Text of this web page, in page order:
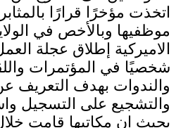
اتخذت مؤخرًا قرارًا
موظفيها وبالأخص في
الاميركية إطلاق عجلة
شخصيًا في المؤتمرات
والندوات بهدف التعريف
والتشجيع على التسجيل